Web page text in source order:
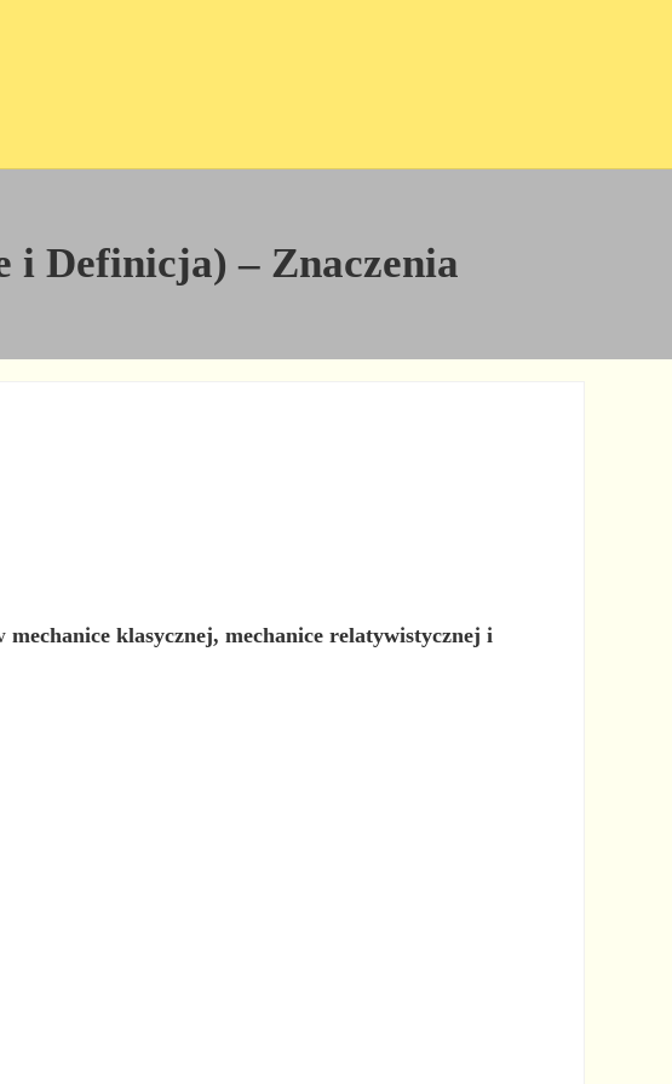
i Definicja) – Znaczenia
mechanice klasycznej, mechanice relatywistycznej i